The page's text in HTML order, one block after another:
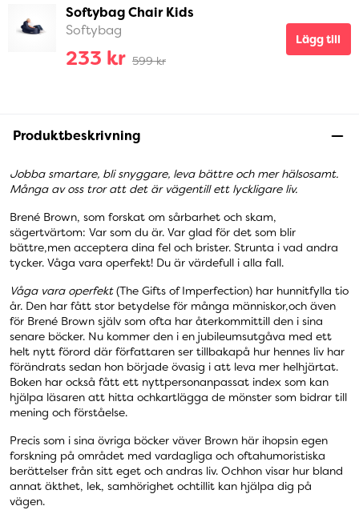
Softybag Chair Kids
Softybag
233 kr 599 kr
Lägg till
Produktbeskrivning
Jobba smartare, bli snyggare, leva bättre och mer hälsosamt.
Många av oss tror att det är vägentill ett lyckligare liv.
Brené Brown, som forskat om sårbarhet och skam,
sägertvärtom: Var som du är. Var glad för det som blir
bättre,men acceptera dina fel och brister. Strunta i vad andra
tycker. Våga vara operfekt! Du är värdefull i alla fall.
Våga vara operfekt(The Gifts of Imperfection) har hunnitfylla tio
år. Den har fått stor betydelse för många människor,och även
för Brené Brown själv som ofta har återkommittill den i sina
senare böcker. Nu kommer den i en jubileumsutgåva med ett
helt nytt förord där författaren ser tillbakapå hur hennes liv har
förändrats sedan hon började övasig i att leva mer helhjärtat.
Boken har också fått ett nyttpersonanpassat index som kan
hjälpa läsaren att hitta ochkartlägga de mönster som bidrar till
mening och förståelse.
Precis som i sina övriga böcker väver Brown här ihopsin egen
forskning på området med vardagliga och oftahumoristiska
berättelser från sitt eget och andras liv. Ochhon visar hur bland
annat äkthet, lek, samhörighet ochtillit kan hjälpa dig på
vägen.